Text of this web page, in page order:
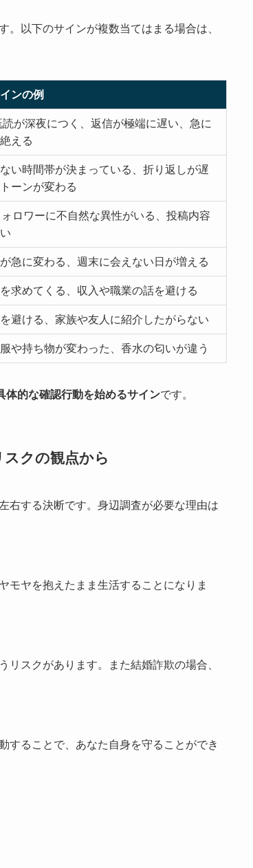
。以下のサインが複数当てはまる場合は、
ンの例
読が深夜につく、返信が極端に遅い、急に
える
い時間帯が決まっている、折り返しが遅
ーンが変わる
ロワーに不自然な異性がいる、投稿内容
急に変わる、週末に会えない日が増える
求めてくる、収入や職業の話を避ける
避ける、家族や友人に紹介したがらない
や持ち物が変わった、香水の匂いが違う
体的な確認行動を始めるサインです。
スクの観点から
右する決断です。身辺調査が必要な理由は
モヤを抱えたまま生活することになりま
スクがあります。また結婚詐欺の場合、
することで、あなた自身を守ることができ